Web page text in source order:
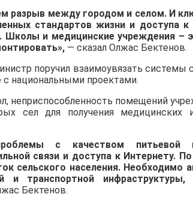
разрыв между городом и селом. И
стандартов жизни и доступа
Школы и медицинские учреждения
— сказал Олжас Бектенов.
поручил взаимоувязать системы
национальными проектами.
неприспособленность помещений
сел для получения медицинских
с качеством питьевой
связи и доступа к Интернету.
сельского населения. Необходимо
и транспортной
Бектенов.